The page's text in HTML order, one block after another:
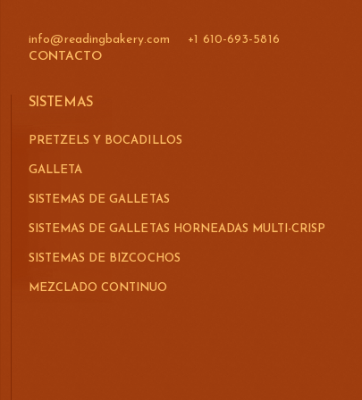
info@readingbakery.com
+1 610-693-5816
CONTACTO
SISTEMAS
PRETZELS Y BOCADILLOS
GALLETA
SISTEMAS DE GALLETAS
SISTEMAS DE GALLETAS HORNEADAS MULTI-CRISP
SISTEMAS DE BIZCOCHOS
MEZCLADO CONTINUO